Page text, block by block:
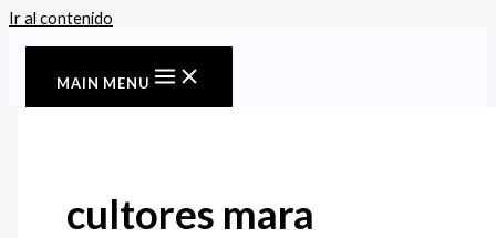
Ir al contenido
MAIN MENU
cultores mara